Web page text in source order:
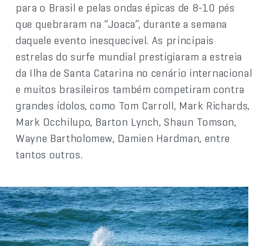
para o Brasil e pelas ondas épicas de 8-10 pés
que quebraram na “Joaca”, durante a semana
daquele evento inesquecível. As principais
estrelas do surfe mundial prestigiaram a estreia
da Ilha de Santa Catarina no cenário internacional
e muitos brasileiros também competiram contra
grandes ídolos, como Tom Carroll, Mark Richards,
Mark Occhilupo, Barton Lynch, Shaun Tomson,
Wayne Bartholomew, Damien Hardman, entre
tantos outros.